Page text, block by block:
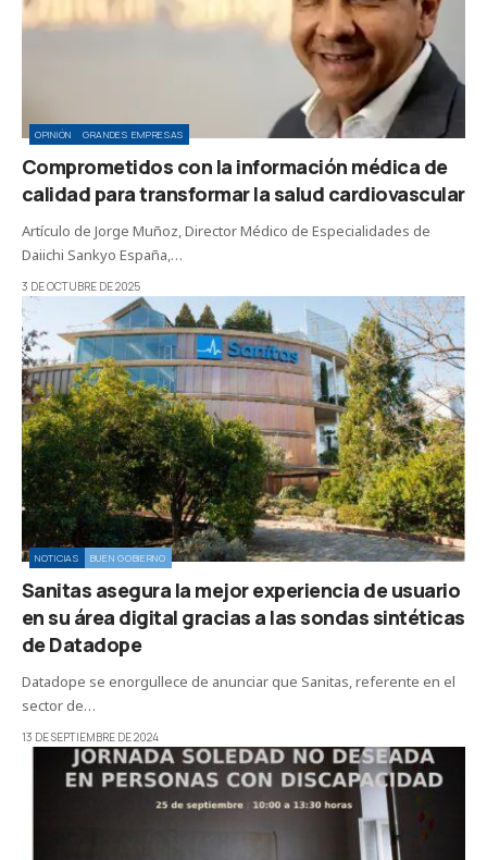
OPINIÓN GRANDES EMPRESAS
Comprometidos con la información médica de
calidad para transformar la salud cardiovascular
Artículo de Jorge Muñoz, Director Médico de Especialidades de
Daiichi Sankyo España,…
3 DE OCTUBRE DE 2025
NOTICIAS BUEN GOBIERNO
Sanitas asegura la mejor experiencia de usuario
en su área digital gracias a las sondas sintéticas
de Datadope
Datadope se enorgullece de anunciar que Sanitas, referente en el
sector de…
13 DE SEPTIEMBRE DE 2024